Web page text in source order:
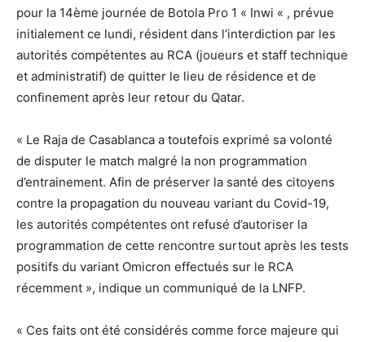
pour la 14ème journée de Botola Pro 1 « Inwi « , prévue
initialement ce lundi, résident dans l’interdiction par les
autorités compétentes au RCA (joueurs et staff technique
et administratif) de quitter le lieu de résidence et de
confinement après leur retour du Qatar.
« Le Raja de Casablanca a toutefois exprimé sa volonté
de disputer le match malgré la non programmation
d’entrainement. Afin de préserver la santé des citoyens
contre la propagation du nouveau variant du Covid-19,
les autorités compétentes ont refusé d’autoriser la
programmation de cette rencontre surtout après les tests
positifs du variant Omicron effectués sur le RCA
récemment », indique un communiqué de la LNFP.
« Ces faits ont été considérés comme force majeure qui